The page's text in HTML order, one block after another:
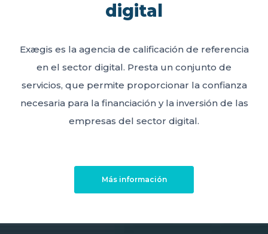
digital
Exægis es la agencia de calificación de referencia
en el sector digital. Presta un conjunto de
servicios, que permite proporcionar la confianza
necesaria para la financiación y la inversión de las
empresas del sector digital.
Más información